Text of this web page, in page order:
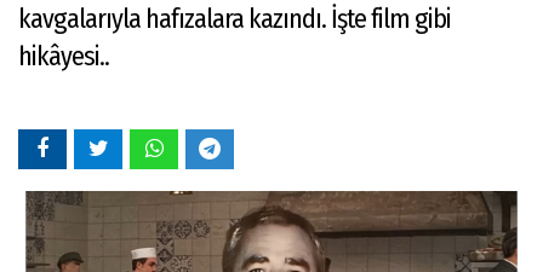
kavgalarıyla hafızalara kazındı. İşte film gibi
hikâyesi..